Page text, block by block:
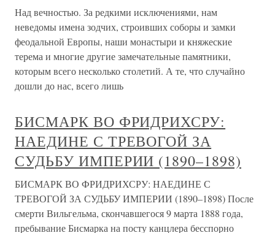
Над вечностью. За редкими исключениями, нам
неведомы имена зодчих, строивших соборы и замки
феодальной Европы, наши монастыри и княжеские
терема и многие другие замечательные памятники,
которым всего несколько столетий. А те, что случайно
дошли до нас, всего лишь
БИСМАРК ВО ФРИДРИХСРУ:
НАЕДИНЕ С ТРЕВОГОЙ ЗА
СУДЬБУ ИМПЕРИИ (1890–1898)
БИСМАРК ВО ФРИДРИХСРУ: НАЕДИНЕ С
ТРЕВОГОЙ ЗА СУДЬБУ ИМПЕРИИ (1890–1898) После
смерти Вильгельма, скончавшегося 9 марта 1888 года,
пребывание Бисмарка на посту канцлера бесспорно